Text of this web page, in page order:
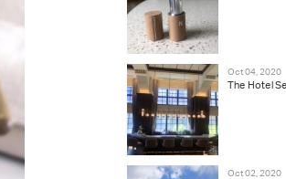
Oct 04, 2020
The Hotel
Oct 02, 2020